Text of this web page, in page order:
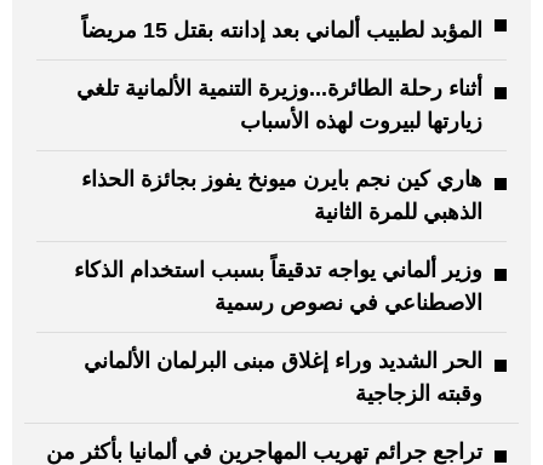
المؤبد لطبيب ألماني بعد إدانته بقتل 15 مريضاً
أثناء رحلة الطائرة...وزيرة التنمية الألمانية تلغي
زيارتها لبيروت لهذه الأسباب
هاري كين نجم بايرن ميونخ يفوز بجائزة الحذاء
الذهبي للمرة الثانية
وزير ألماني يواجه تدقيقاً بسبب استخدام الذكاء
الاصطناعي في نصوص رسمية
الحر الشديد وراء إغلاق مبنى البرلمان الألماني
وقبته الزجاجية
تراجع جرائم تهريب المهاجرين في ألمانيا بأكثر من